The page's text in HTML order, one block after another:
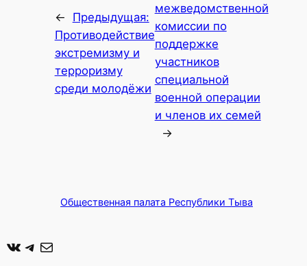
←
Предыдущая:
Противодействие
экстремизму и
терроризму
среди молодёжи
межведомственной
комиссии по
поддержке
участников
специальной
военной операции
и членов их семей
→
Общественная палата Республики Тыва
ВКонтакте Telegram Почта